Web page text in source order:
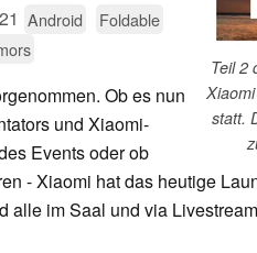
Teil 2
statt.
Android
Foldable
Ob es nun
und Xiaomi-
Events oder ob
- Xiaomi hat das heutige
alle im Saal und via